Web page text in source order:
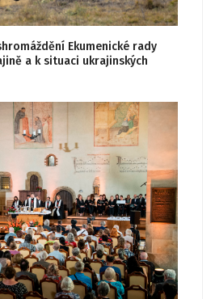
Ekumenické rady
a k situaci ukrajinských